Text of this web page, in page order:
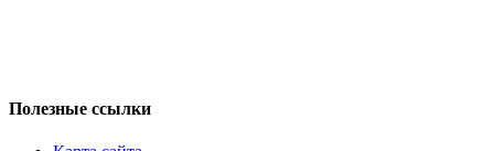
Полезные ссылки